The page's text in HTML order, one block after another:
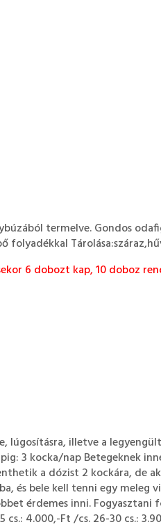
termelve. Gondos
folyadékkal
6 dobozt kap, 10 doboz
illetve a
3 kocka/nap Betegeknek
a dózist 2 kockára, de
bele kell tenni egy meleg
érdemes inni. Fogyasztani
cs.: 4.000,-Ft /cs. 26-30 cs.: